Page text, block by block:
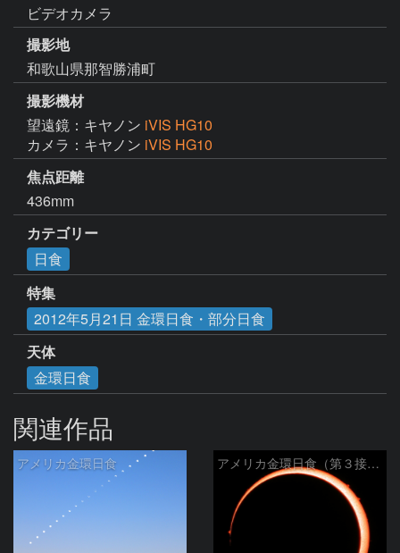
ビデオカメラ
撮影地
和歌山県那智勝浦町
撮影機材
望遠鏡：キヤノン iVIS HG10
カメラ：キヤノン iVIS HG10
焦点距離
436mm
カテゴリー
日食
特集
2012年5月21日 金環日食・部分日食
天体
金環日食
関連作品
アメリカ金環日食 アメリカ金環日食（第３接触）